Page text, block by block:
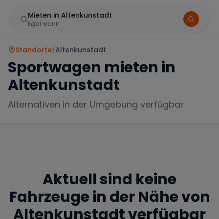
Mieten in Altenkunstadt
Egal wann
Mercedes BMW Audi
Standorte/Altenkunstadt
Sportwagen mieten in
Altenkunstadt
Alternativen in der Umgebung verfügbar
Aktuell sind keine
Fahrzeuge in der Nähe von
Altenkunstadtverfügbar